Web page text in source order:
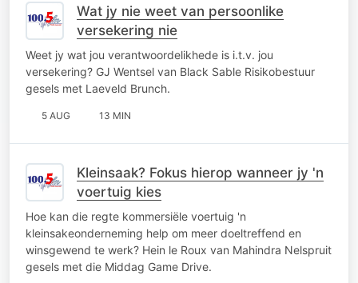
Wat jy nie weet van persoonlike
versekering nie
Weet jy wat jou verantwoordelikhede is i.t.v. jou
versekering? GJ Wentsel van Black Sable Risikobestuur
gesels met Laeveld Brunch.
5 AUG 13 MIN
Kleinsaak? Fokus hierop wanneer jy 'n
voertuig kies
Hoe kan die regte kommersiële voertuig 'n
kleinsakeonderneming help om meer doeltreffend en
winsgewend te werk? Hein le Roux van Mahindra Nelspruit
gesels met die Middag Game Drive.